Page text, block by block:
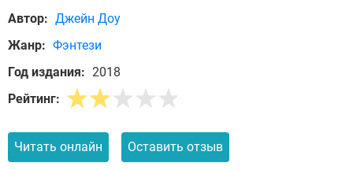
Автор: Джейн Доу
Жанр: Фэнтези
Год издания: 2018
Рейтинг:
Читать онлайн Оставить отзыв